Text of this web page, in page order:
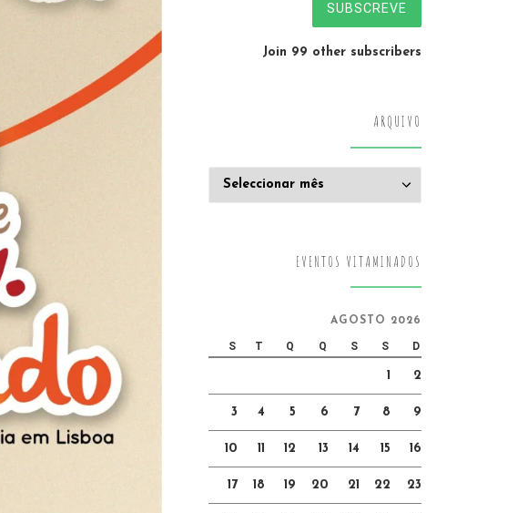
SUBSCREVE
Join 99 other subscribers
ARQUIVO
EVENTOS VITAMINADOS
AGOSTO 2026
S T Q Q S S D
1 2
3 4 5 6 7 8 9
10 11 12 13 14 15 16
17 18 19 20 21 22 23